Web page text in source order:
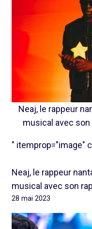
Neaj, le rappeur
musical avec
" itemprop="image"
Neaj, le rappeur
musical avec son
28 mai 2023